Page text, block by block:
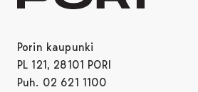
Porin kaupunki
PL 121, 28101 PORI
Puh. 02 621 1100